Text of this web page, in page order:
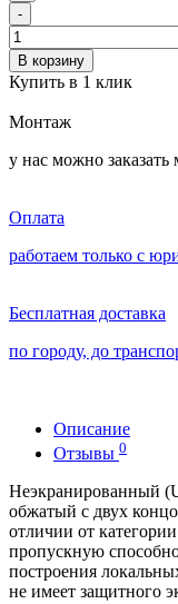
-
В корзину
Купить в 1 клик
Монтаж
у нас можно
Оплата
работаем только с
Бесплатная доставка
по городу, до
Описание
Отзывы 0
Неэкранированный
обжатый с двух
отличии от
пропускную
построения
не имеет защитного